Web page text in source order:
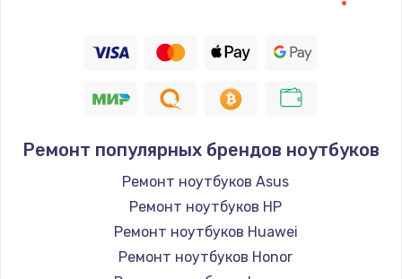
Ремонт популярных брендов ноутбуков
Ремонт ноутбуков Asus
Ремонт ноутбуков HP
Ремонт ноутбуков Huawei
Ремонт ноутбуков Honor